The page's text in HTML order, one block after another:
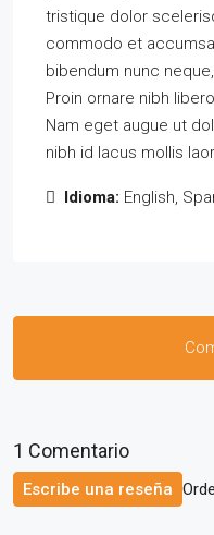
tristique dolor
commodo et
bibendum nunc
Proin ornare nibh
Nam eget augue ut
nibh id lacus mollis
Idioma: English,
1 Comentario
Escribe una reseña